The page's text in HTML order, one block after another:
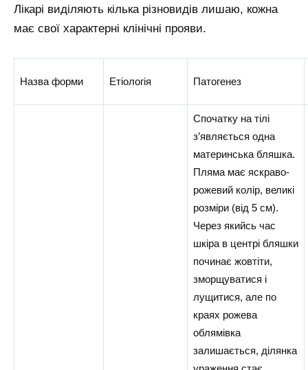
Лікарі виділяють кілька різновидів лишаю, кожна
має свої характерні клінічні прояви.
Назва форми Етіологія Патогенез
Спочатку на тілі
з’являється одна
материнська бляшка.
Пляма має яскраво-
рожевий колір, великі
розміри (від 5 см).
Через якийсь час
шкіра в центрі бляшки
починає жовтіти,
зморщуватися і
лущитися, але по
краях рожева
облямівка
залишається, ділянка